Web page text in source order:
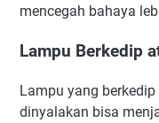
mencegah bahaya
Lampu Berkedip
Lampu yang
dinyalakan bisa